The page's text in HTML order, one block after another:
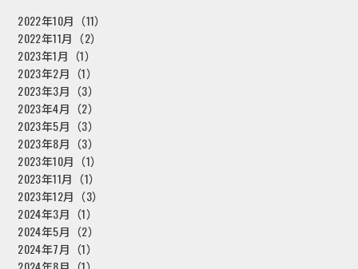
2022年10月（11）
2022年11月（2）
2023年1月（1）
2023年2月（1）
2023年3月（3）
2023年4月（2）
2023年5月（3）
2023年8月（3）
2023年10月（1）
2023年11月（1）
2023年12月（3）
2024年3月（1）
2024年5月（2）
2024年7月（1）